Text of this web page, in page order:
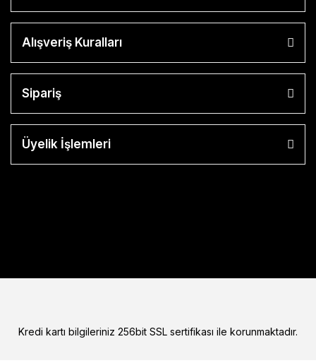
Alışveriş Kuralları
Sipariş
Üyelik İşlemleri
Kredi kartı bilgileriniz 256bit SSL sertifikası ile korunmaktadır.